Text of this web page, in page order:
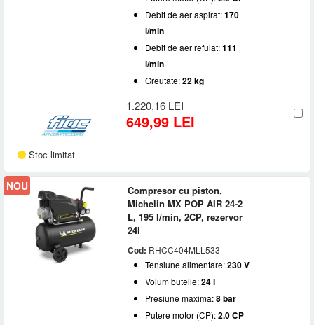
2.0 CP(9)
Debit de aer aspirat
Ungere
Debit de aer aspirat:170
l/min
Debit de aer refulat:111
l/min
Greutate:22 kg
1.220,16 LEI
649,99 LEI
Stoc limitat
NOU
Compresor cu piston,
Michelin MX POP AIR 24-2
L, 195 l/min, 2CP, rezervor
24l
Cod: RHCC404MLL533
Tensiune alimentare:230 V
Volum butelie:24 l
Presiune maxima:8 bar
Putere motor (CP):2.0 CP